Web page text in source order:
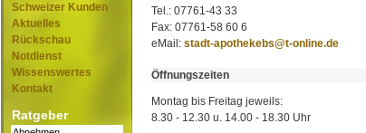
Schweizer Kunden
Aktuelles
Rückschau
Notdienst
Wissenswertes
Kontakt
Ratgeber
Tel.: 07761-43 33
Fax: 07761-58 60 6
eMail: stadt-apothekebs@t-online.de
Öffnungszeiten
Montag bis Freitag jeweils:
8.30 - 12.30 u. 14.00 - 18.30 Uhr